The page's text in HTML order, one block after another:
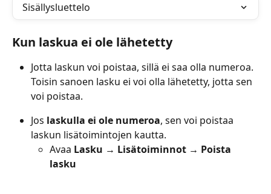
Sisällysluettelo
Kun laskua ei ole lähetetty
Jotta laskun voi poistaa, sillä ei saa olla numeroa.
Toisin sanoen lasku ei voi olla lähetetty, jotta sen
voi poistaa.
Jos laskulla ei ole numeroa, sen voi poistaa
laskun lisätoimintojen kautta.
Avaa Lasku → Lisätoiminnot → Poista
lasku